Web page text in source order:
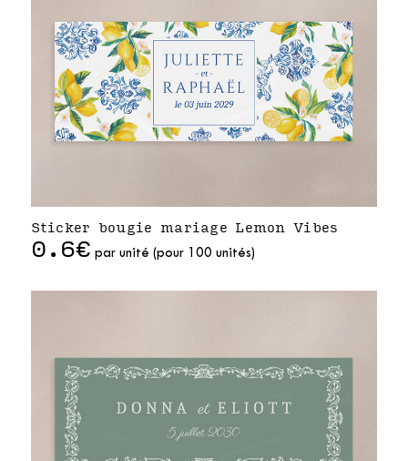
Sticker bougie mariage Lemon Vibes
0.6€ par unité (pour 100 unités)